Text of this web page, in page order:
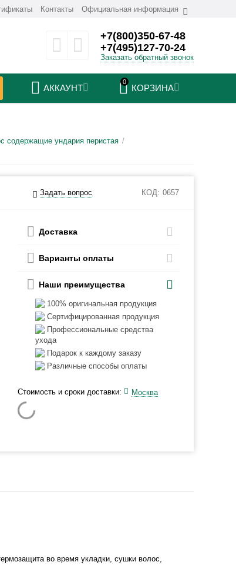
Контакты Официальная информация
+7(800)350-67-48
+7(495)127-70-24
Заказать обратный звонок
0
КОРЗИНА
АККАУНТ
содержащие ундария перистая /
Задать вопрос КОД: 0657
Доставка
Варианты оплаты
Наши преимущества
100% оригинальная продукция
Сертифицированная продукция
Профессиональные средства
ухода
Подарок к каждому заказу
Различные способы оплаты
Стоимость и сроки доставки: Москва
во время укладки, сушки волос,